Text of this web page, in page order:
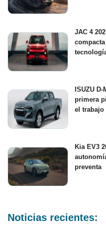
JAC 4
ISUZU
primera
el trabajo
Kia EV3
preventa
Noticias recientes: